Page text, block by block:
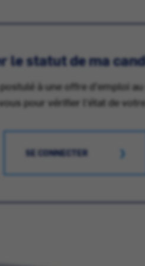
le statut de ma
à une offre d'emploi
pour vérifier l'état de
SE CONNECTER